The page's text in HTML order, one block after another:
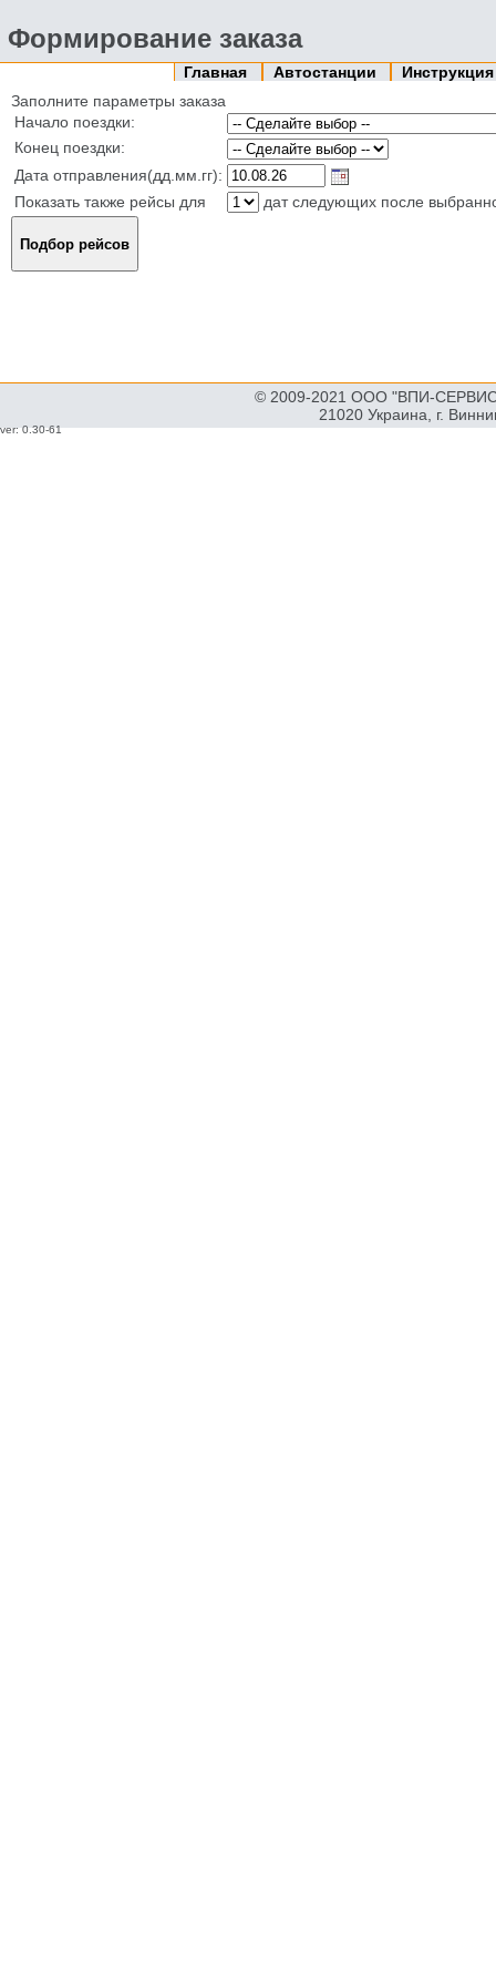
Формирование заказа
Главная Автостанции
Заполните параметры заказа
Начало поездки:
Конец поездки:
Дата отправления(дд.мм.гг):
Показать также рейсы для
дат следующих после
© 2009-2021 ООО "ВПИ-
21020 Украина, г.
ver: 0.30-61